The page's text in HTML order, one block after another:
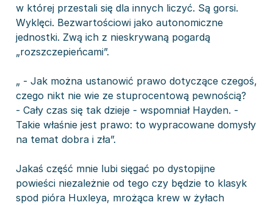
w której przestali się dla innych liczyć. Są gorsi.
Wyklęci. Bezwartościowi jako autonomiczne
jednostki. Zwą ich z nieskrywaną pogardą
„rozszczepieńcami”.
„ - Jak można ustanowić prawo dotyczące czegoś,
czego nikt nie wie ze stuprocentową pewnością?
- Cały czas się tak dzieje - wspomniał Hayden. -
Takie właśnie jest prawo: to wypracowane domysły
na temat dobra i zła”.
Jakaś część mnie lubi sięgać po dystopijne
powieści niezależnie od tego czy będzie to klasyk
spod pióra Huxleya, mrożąca krew w żyłach